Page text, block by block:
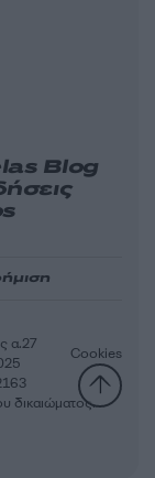
Blog
α.27
Cookies
δικαιώματος.